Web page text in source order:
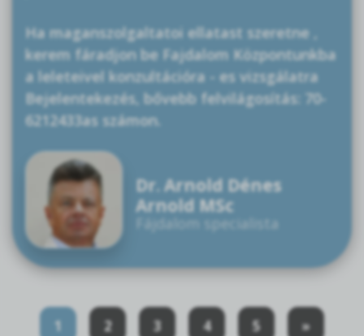
Ha maganszolgaltatoi ellatast szeretne ,
kerem fáradjon be Fajdalom Központunkba
a leleteivel konzultációra - es vizsgálatra
Bejelentekezés, bővebb felvilágosítás: 70-
6212433as számon.
Dr. Arnold Dénes
Arnold MSc
Fájdalom specialista
1 2 3 4 5 »